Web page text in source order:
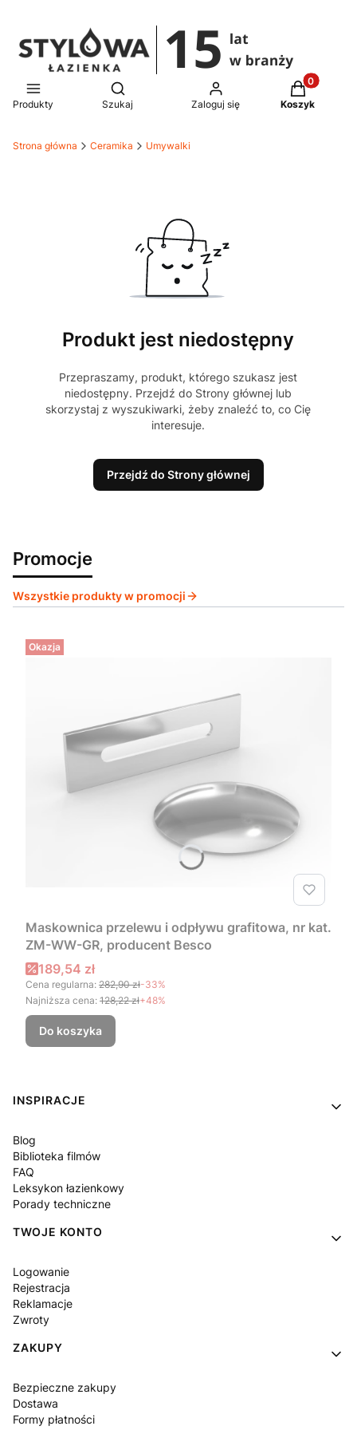
Produkty
Otwórz wyszukiwarkę
Szukaj Zaloguj się
Produkty
Koszyk
Strona główna Ceramika Umywalki
Produkt jest niedostępny
Przepraszamy, produkt, którego szukasz jest
niedostępny. Przejdź do Strony głównej lub
skorzystaj z wyszukiwarki, żeby znaleźć to, co Cię
interesuje.
Przejdź do Strony głównej
Promocje
Wszystkie produkty w promocji
Okazja
Maskownica przelewu i odpływu grafitowa, nr kat.
ZM-WW-GR, producent Besco
Cena promocyjna
189,54 zł
Cena regularna: 282,90 zł-33%
Najniższa cena: 128,22 zł+48%
Do koszyka
Linki w stopce
INSPIRACJE
Blog
Biblioteka filmów
FAQ
Leksykon łazienkowy
Porady techniczne
TWOJE KONTO
Logowanie
Rejestracja
Reklamacje
Zwroty
ZAKUPY
Bezpieczne zakupy
Dostawa
Formy płatności